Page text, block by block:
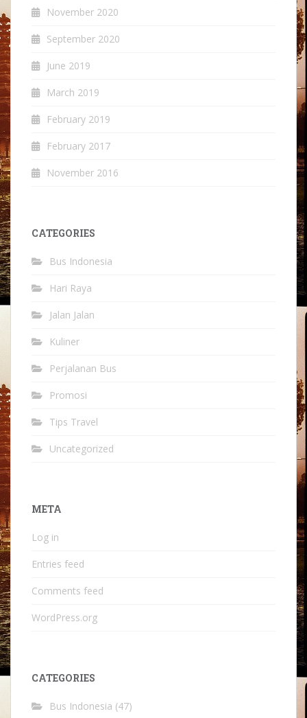
November 2020
September 2020
June 2019
March 2019
February 2019
February 2017
November 2016
CATEGORIES
Bus Indonesia
Hari Raya
Jalan Jalan
Kuliner
Perjalanan Bus
Promosi
Tips Travel
Uncategorized
META
Log in
Entries feed
Comments feed
WordPress.org
CATEGORIES
Bus Indonesia (47)